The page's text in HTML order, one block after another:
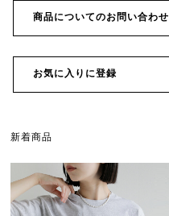
商品についてのお問い合わせ
お気に入りに登録
新着商品